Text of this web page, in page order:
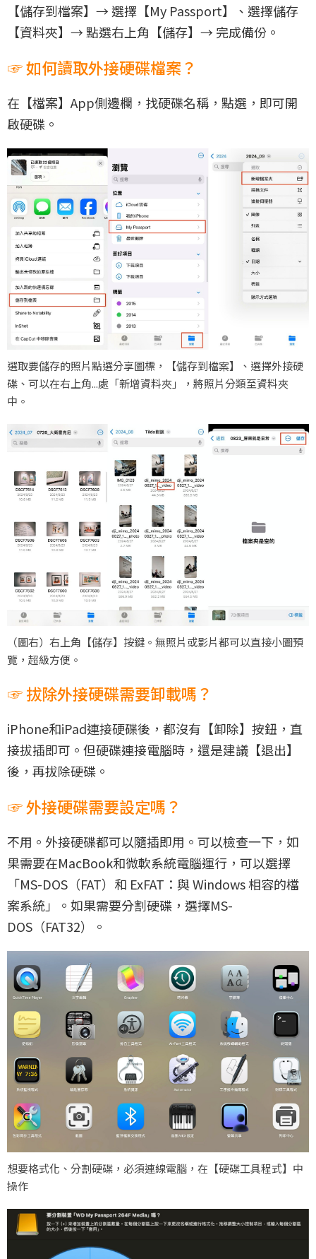
【儲存到檔案】→ 選擇【My Passport】、選擇儲存
【資料夾】→ 點選右上角【儲存】→ 完成備份。
☞ 如何讀取外接硬碟檔案？
在【檔案】App側邊欄，找硬碟名稱，點選，即可開
啟硬碟。
選取要儲存的照片點選分享圖標，【儲存到檔案】、選擇外接硬
碟、可以在右上角...處「新增資料夾」，將照片分類至資料夾
中。
（圖右）右上角【儲存】按鍵。無照片或影片都可以直接小圖預
覽，超級方便。
☞ 拔除外接硬碟需要卸載嗎？
iPhone和iPad連接硬碟後，都沒有【卸除】按鈕，直
接拔插即可。但硬碟連接電腦時，還是建議【退出】
後，再拔除硬碟。
☞ 外接硬碟需要設定嗎？
不用。外接硬碟都可以隨插即用。可以檢查一下，如
果需要在MacBook和微軟系統電腦運行，可以選擇
「MS-DOS（FAT）和 ExFAT：與 Windows 相容的檔
案系統」。如果需要分割硬碟，選擇MS-
DOS（FAT32）。
想要格式化、分割硬碟，必須連線電腦，在【硬碟工具程式】中
操作